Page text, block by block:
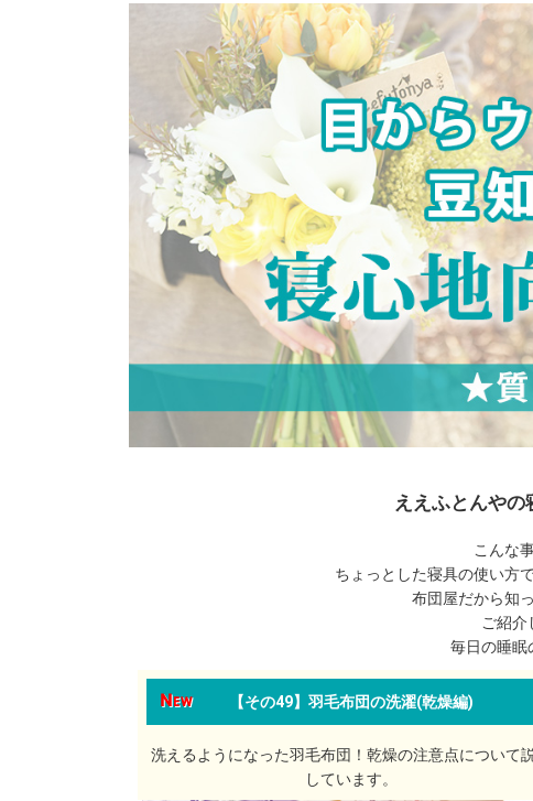
羽毛布団セット 2点セット
3点セット
4点セット
5点セット
6点セット
エクセルゴールド
ロイヤルゴールド
マザーダックダウン
小さい布団セット
大きい布団セット
掛け布団セット 2点セット
3点セット
4点セット
6点セット
敷布団セット 2点セット
3点セット
プレミアムゴールド
ロイヤルゴールド
エクセルゴールド
ニューゴールド
マザーダックダウン
マザーグースダウン
スーパーロングサイズ
洗える羽毛布団
肌掛け布団 防ダニ掛け布団
洗える掛け布団
小さい掛け布団
大きい掛け布団
肌掛け布団 防ダニ敷
小さい敷
大きい敷
機能性敷
ええふとんやの
こんな
ちょっとした寝具の使い方
布団屋だから知
ご紹介
毎日の睡眠
【その49】羽毛布団の洗濯(乾燥編)
洗えるようになった羽毛布団！乾燥の注意点について
しています。